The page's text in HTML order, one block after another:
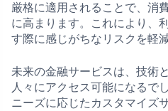
厳格に適用されることで、消
に高まります。これにより、
す際に感じがちなリスクを軽
未来の金融サービスは、技術
人々にアクセス可能になるで
ニーズに応じたカスタマイズ